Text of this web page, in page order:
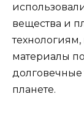
вещества и
материалы
долговечные
планете.